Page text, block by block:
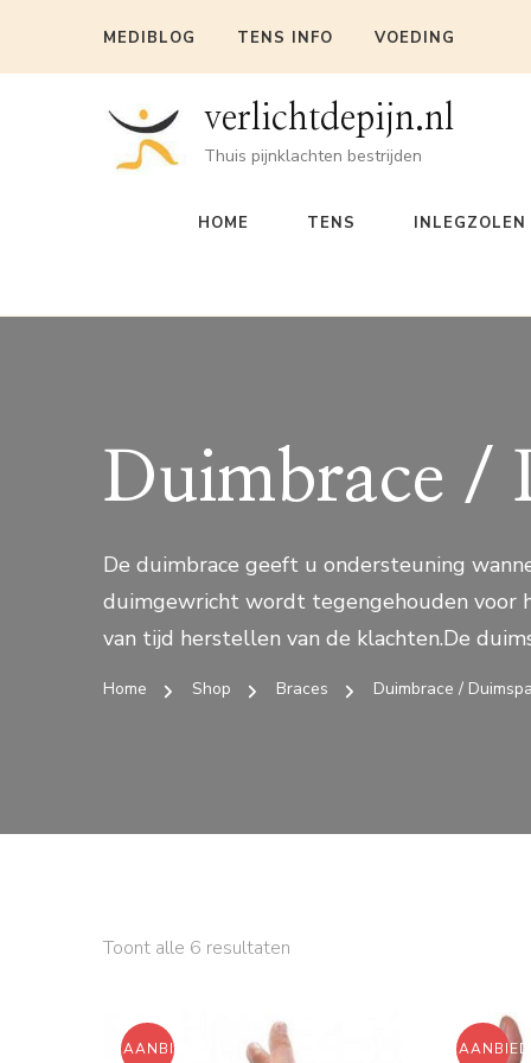
MEDIBLOG TENS INFO VOEDING
verlichtdepijn.nl
Thuis pijnklachten bestrijden
HOME TENS INLEGZOLEN
Duimbrace /
De duimbrace geeft u ondersteuning
duimgewricht wordt tegengehouden voor
van tijd herstellen van de klachten.De
Home Shop Braces Duimbrace /
Toont alle 6 resultaten
AANBIEDING!